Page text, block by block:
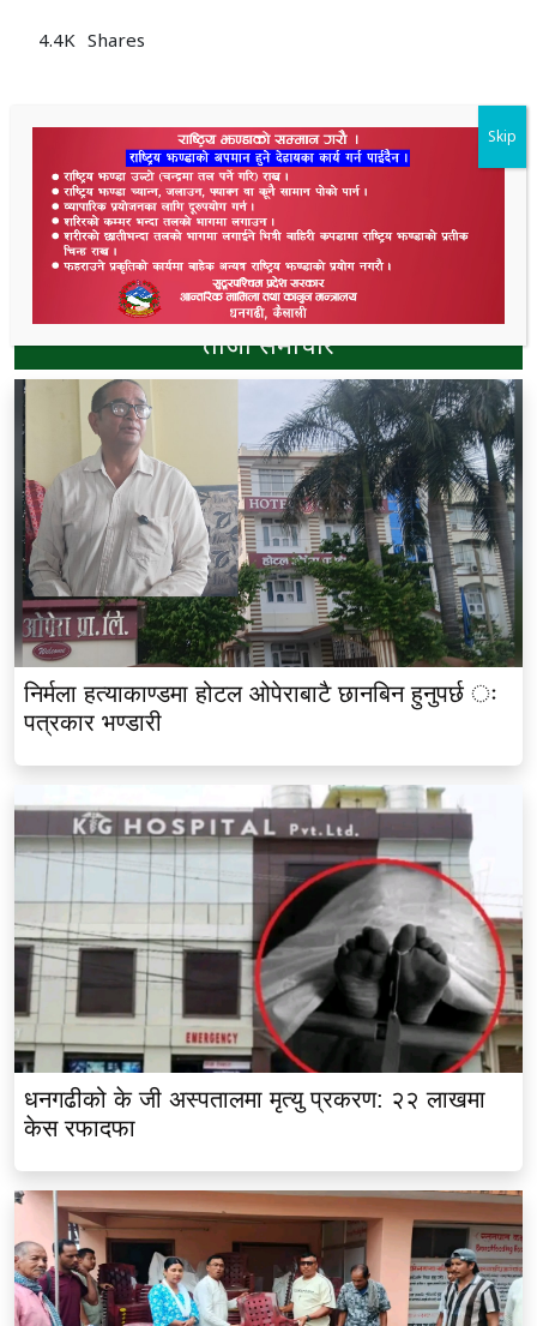
4.4K Shares
ताजा समाचार
निर्मला हत्याकाण्डमा होटल ओपेराबाटै छानबिन हुनुपर्छ ः
पत्रकार भण्डारी
धनगढीको के जी अस्पतालमा मृत्यु प्रकरण: २२ लाखमा
केस रफादफा
Skip